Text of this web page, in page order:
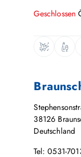
Geschlossen
38126
Deutschland
Tel: 0531-